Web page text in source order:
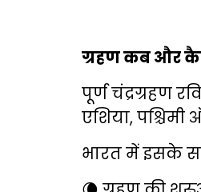
ग्रहण कब और
पूर्ण चंद्रग्रहण
एशिया,
भारत में इसके